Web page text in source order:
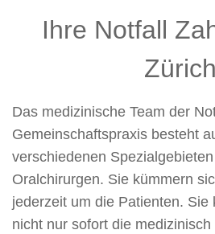
Ihre Notfall
Zürich
Das medizinische Team der
Gemeinschaftspraxis besteht
verschiedenen
Oralchirurgen. Sie kümmern
jederzeit um die Patienten. Sie
nicht nur sofort die